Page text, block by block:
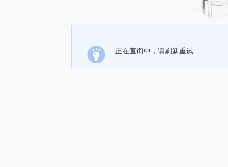
正在查询中，请刷新重试